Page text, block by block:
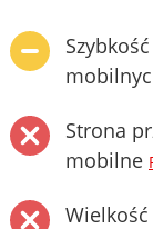
Strona
mobilne